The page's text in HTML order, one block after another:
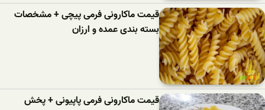
قیمت ماکارونی فرمی پیچی + مشخصات
بسته بندی عمده و ارزان
قیمت ماکارونی فرمی پاپیونی + پخش